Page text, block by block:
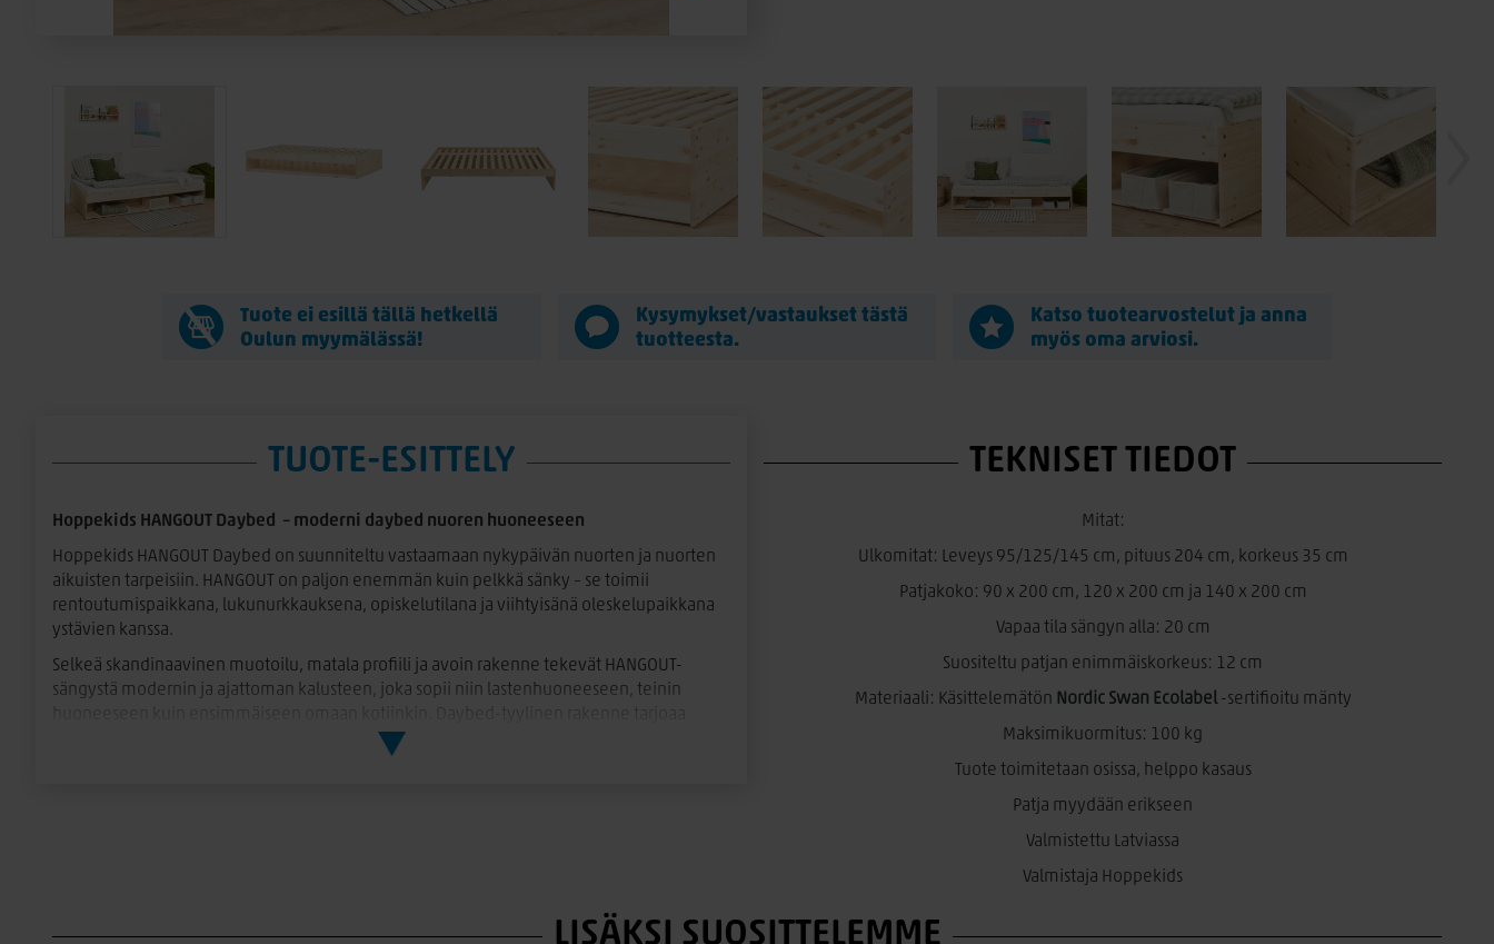
Tuote ei esillä tällä hetkellä
Oulun myymälässä!
Kysymykset/vastaukset tästä
tuotteesta.
Katso tuotearvostelut ja anna
myös oma arviosi.
TUOTE-ESITTELY
Hoppekids HANGOUT Daybed – moderni daybed nuoren huoneeseen
Hoppekids HANGOUT Daybed on suunniteltu vastaamaan nykypäivän nuorten ja nuorten
aikuisten tarpeisiin. HANGOUT on paljon enemmän kuin pelkkä sänky – se toimii
rentoutumispaikkana, lukunurkkauksena, opiskelutilana ja viihtyisänä oleskelupaikkana
ystävien kanssa.
Selkeä skandinaavinen muotoilu, matala profiili ja avoin rakenne tekevät HANGOUT-
sängystä modernin ja ajattoman kalusteen, joka sopii niin lastenhuoneeseen, teinin
mukavan paikan sekä nukkumiseen että päivittäiseen oleskeluun.
HANGOUT valmistetaan Hoppekidsin omalla tehtaalla Latviassa laadukkaasta
TEKNISET TIEDOT
Mitat:
Ulkomitat: Leveys 95/125/145 cm, pituus 204 cm, korkeus 35 cm
Patjakoko: 90 x 200 cm, 120 x 200 cm ja 140 x 200 cm
Vapaa tila sängyn alla: 20 cm
Suositeltu patjan enimmäiskorkeus: 12 cm
Materiaali: Käsittelemätön Nordic Swan Ecolabel-sertifioitu mänty
Maksimikuormitus: 100 kg
Tuote toimitetaan osissa, helppo kasaus
Patja myydään erikseen
Valmistettu Latviassa
Valmistaja Hoppekids
LISÄKSI SUOSITTELEMME